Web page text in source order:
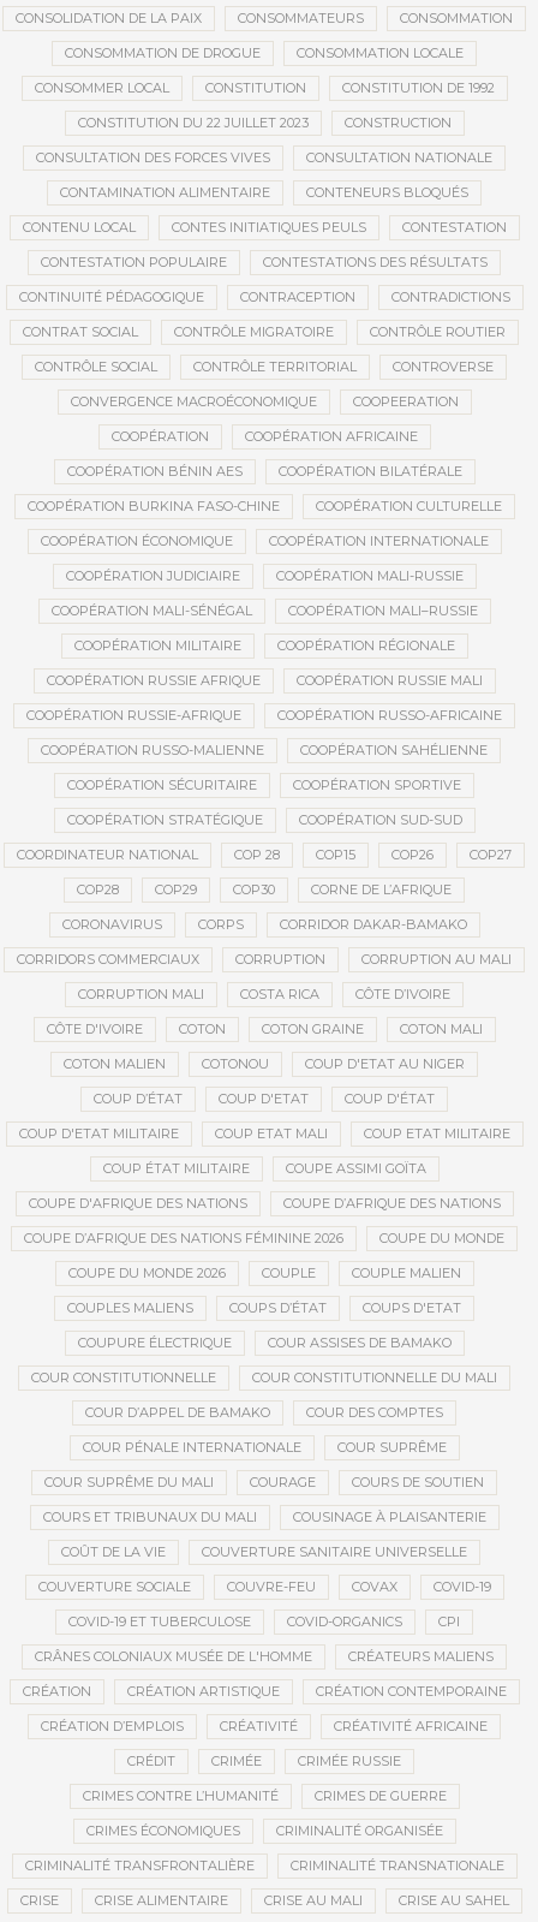
CONSOLIDATION DE LA PAIX CONSOMMATEURS CONSOMMATION
CONSOMMATION DE DROGUE CONSOMMATION LOCALE
CONSOMMER LOCAL CONSTITUTION CONSTITUTION DE 1992
CONSTITUTION DU 22 JUILLET 2023 CONSTRUCTION
CONSULTATION DES FORCES VIVES CONSULTATION NATIONALE
CONTAMINATION ALIMENTAIRE CONTENEURS BLOQUÉS
CONTENU LOCAL CONTES INITIATIQUES PEULS CONTESTATION
CONTESTATION POPULAIRE CONTESTATIONS DES RÉSULTATS
CONTINUITÉ PÉDAGOGIQUE CONTRACEPTION CONTRADICTIONS
CONTRAT SOCIAL CONTRÔLE MIGRATOIRE CONTRÔLE ROUTIER
CONTRÔLE SOCIAL CONTRÔLE TERRITORIAL CONTROVERSE
CONVERGENCE MACROÉCONOMIQUE COOPEERATION
COOPÉRATION COOPÉRATION AFRICAINE
COOPÉRATION BÉNIN AES COOPÉRATION BILATÉRALE
COOPÉRATION BURKINA FASO-CHINE COOPÉRATION CULTURELLE
COOPÉRATION ÉCONOMIQUE COOPÉRATION INTERNATIONALE
COOPÉRATION JUDICIAIRE COOPÉRATION MALI-RUSSIE
COOPÉRATION MALI-SÉNÉGAL COOPÉRATION MALI–RUSSIE
COOPÉRATION MILITAIRE COOPÉRATION RÉGIONALE
COOPÉRATION RUSSIE AFRIQUE COOPÉRATION RUSSIE MALI
COOPÉRATION RUSSIE-AFRIQUE COOPÉRATION RUSSO-AFRICAINE
COOPÉRATION RUSSO-MALIENNE COOPÉRATION SAHÉLIENNE
COOPÉRATION SÉCURITAIRE COOPÉRATION SPORTIVE
COOPÉRATION STRATÉGIQUE COOPÉRATION SUD-SUD
COORDINATEUR NATIONAL COP 28 COP15 COP26 COP27
COP28 COP29 COP30 CORNE DE L’AFRIQUE
CORONAVIRUS CORPS CORRIDOR DAKAR-BAMAKO
CORRIDORS COMMERCIAUX CORRUPTION CORRUPTION AU MALI
CORRUPTION MALI COSTA RICA CÔTE D’IVOIRE
CÔTE D'IVOIRE COTON COTON GRAINE COTON MALI
COTON MALIEN COTONOU COUP D'ETAT AU NIGER
COUP D’ÉTAT COUP D'ETAT COUP D'ÉTAT
COUP D'ETAT MILITAIRE COUP ETAT MALI COUP ETAT MILITAIRE
COUP ÉTAT MILITAIRE COUPE ASSIMI GOÏTA
COUPE D'AFRIQUE DES NATIONS COUPE D’AFRIQUE DES NATIONS
COUPE D’AFRIQUE DES NATIONS FÉMININE 2026 COUPE DU MONDE
COUPE DU MONDE 2026 COUPLE COUPLE MALIEN
COUPLES MALIENS COUPS D’ÉTAT COUPS D'ETAT
COUPURE ÉLECTRIQUE COUR ASSISES DE BAMAKO
COUR CONSTITUTIONNELLE COUR CONSTITUTIONNELLE DU MALI
COUR D’APPEL DE BAMAKO COUR DES COMPTES
COUR PÉNALE INTERNATIONALE COUR SUPRÊME
COUR SUPRÊME DU MALI COURAGE COURS DE SOUTIEN
COURS ET TRIBUNAUX DU MALI COUSINAGE À PLAISANTERIE
COÛT DE LA VIE COUVERTURE SANITAIRE UNIVERSELLE
COUVERTURE SOCIALE COUVRE-FEU COVAX COVID-19
COVID-19 ET TUBERCULOSE COVID-ORGANICS CPI
CRÂNES COLONIAUX MUSÉE DE L'HOMME CRÉATEURS MALIENS
CRÉATION CRÉATION ARTISTIQUE CRÉATION CONTEMPORAINE
CRÉATION D’EMPLOIS CRÉATIVITÉ CRÉATIVITÉ AFRICAINE
CRÉDIT CRIMÉE CRIMÉE RUSSIE
CRIMES CONTRE L’HUMANITÉ CRIMES DE GUERRE
CRIMES ÉCONOMIQUES CRIMINALITÉ ORGANISÉE
CRIMINALITÉ TRANSFRONTALIÈRE CRIMINALITÉ TRANSNATIONALE
CRISE CRISE ALIMENTAIRE CRISE AU MALI CRISE AU SAHEL